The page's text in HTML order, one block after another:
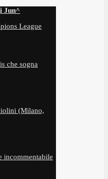
Jun^
League
che sogna
(Milano,
incommentabile